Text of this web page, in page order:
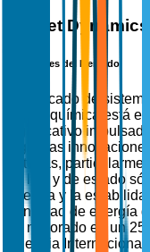
Market Dynamics
Impulsores del Mercado
El mercado de
electroquímica está
significativo
lugar, las
baterías,
de litio y de estado
energía y la
densidad de energía
ha mejorado en un
Agencia Internacional